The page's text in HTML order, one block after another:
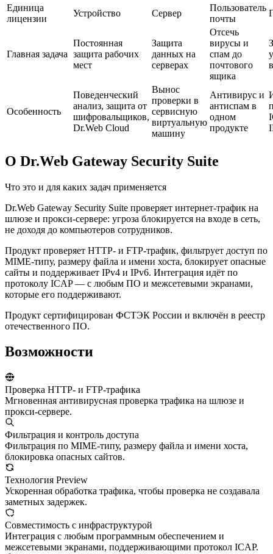
Единица
лицензии
Устройство Сервер
Пользователь
почты
Главная задача
Постоянная
защита рабочих
мест
Защита
данных на
серверах
Отсечь
вирусы и
спам до
почтового
ящика
Особенность
Поведенческий
анализ, защита от
шифровальщиков,
Dr.Web Cloud
Вынос
проверки в
сервисную
виртуальную
машину
Антивирус и
антиспам в
одном
продукте
О Dr.Web Gateway Security Suite
Что это и для каких задач применяется
Dr.Web Gateway Security Suite проверяет интернет-трафик на
шлюзе и прокси-сервере: угроза блокируется на входе в сеть,
не доходя до компьютеров сотрудников.
Продукт проверяет HTTP- и FTP-трафик, фильтрует доступ по
MIME-типу, размеру файла и имени хоста, блокирует опасные
сайты и поддерживает IPv4 и IPv6. Интеграция идёт по
протоколу ICAP — с любым ПО и межсетевыми экранами,
которые его поддерживают.
Продукт сертифицирован ФСТЭК России и включён в реестр
отечественного ПО.
Возможности
Проверка HTTP- и FTP-трафика
Мгновенная антивирусная проверка трафика на шлюзе и
прокси-сервере.
Фильтрация и контроль доступа
Фильтрация по MIME-типу, размеру файла и имени хоста,
блокировка опасных сайтов.
Технология Preview
Ускоренная обработка трафика, чтобы проверка не создавала
заметных задержек.
Совместимость с инфраструктурой
Интеграция с любым программным обеспечением и
межсетевыми экранами, поддерживающими протокол ICAP.